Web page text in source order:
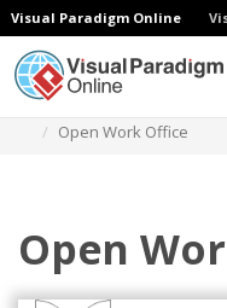
Visual Paradigm Online
Open Work Office
Open